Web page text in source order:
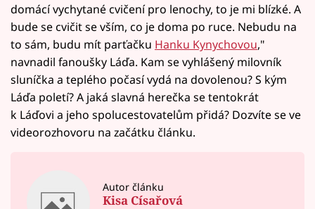
domácí vychytané cvičení pro lenochy, to je mi blízké. A
bude se cvičit se vším, co je doma po ruce. Nebudu na
to sám, budu mít parťačku Hanku Kynychovou,"
navnadil fanoušky Láďa. Kam se vyhlášený milovník
sluníčka a teplého počasí vydá na dovolenou? S kým
Láďa poletí? A jaká slavná herečka se tentokrát
k Láďovi a jeho spolucestovatelům přidá? Dozvíte se ve
videorozhovoru na začátku článku.
Autor článku
Kisa Císařová